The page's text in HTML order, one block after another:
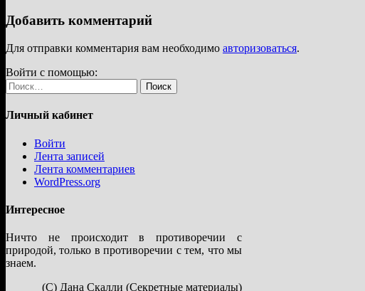
Добавить комментарий
Для отправки комментария вам необходимо авторизоваться.
Войти с помощью:
Найти:
Личный кабинет
Войти
Лента записей
Лента комментариев
WordPress.org
Интересное
Ничто не происходит в противоречии с
природой, только в противоречии с тем, что мы
знаем.
(С) Дана Скалли (Секретные материалы)